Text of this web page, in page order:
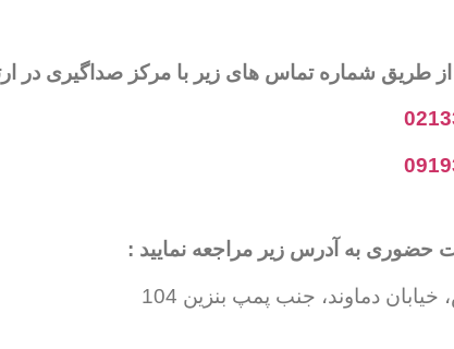
از طریق شماره تماس های زیر با مرکز صداگیری در
حضوری به آدرس زیر مراجعه نمایید :
خیابان دماوند، جنب پمپ بنزین 104